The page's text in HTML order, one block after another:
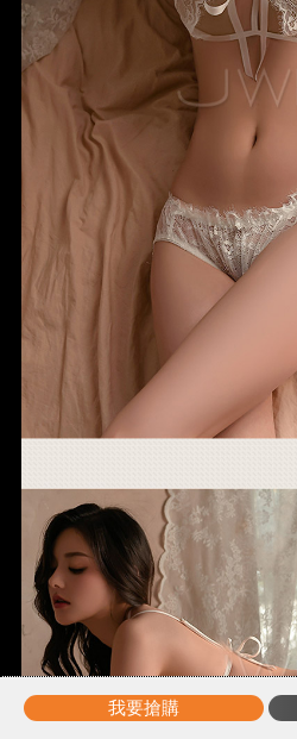
我要搶購